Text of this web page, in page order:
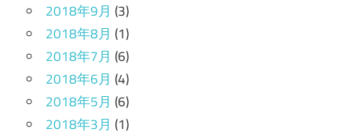
2018年9月 (3)
2018年8月 (1)
2018年7月 (6)
2018年6月 (4)
2018年5月 (6)
2018年3月 (1)